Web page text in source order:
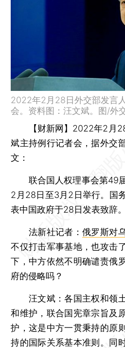
2022年2月28日外交部发言
会。资料图：汪文斌。图/外
【财新网】 2022年2月
斌主持例行记者会，据外交
文：
联合国人权理事会第49
2月28日至3月2日举行。国
表中国政府于28日发表致辞。
法新社记者：俄罗斯对
不仅打击军事基地，也攻击
下，中方依然不明确谴责俄
府的侵略吗？
汪文斌：各国主权和领
和维护，联合国宪章宗旨及
护，这是中方一贯秉持的原
持的国际关系基本准则。同